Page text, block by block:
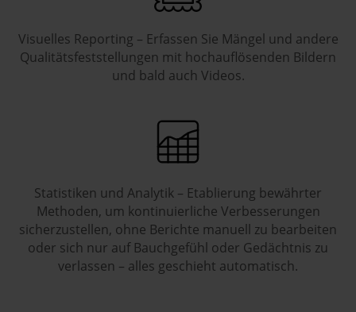
Visuelles Reporting – Erfassen Sie Mängel und andere
Qualitätsfeststellungen mit hochauflösenden Bildern
und bald auch Videos.
Statistiken und Analytik – Etablierung bewährter
Methoden, um kontinuierliche Verbesserungen
sicherzustellen, ohne Berichte manuell zu bearbeiten
oder sich nur auf Bauchgefühl oder Gedächtnis zu
verlassen – alles geschieht automatisch.